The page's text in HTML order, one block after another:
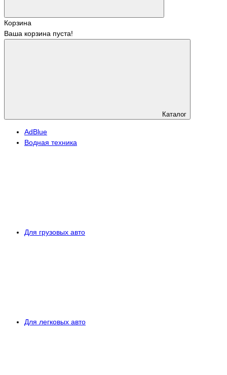
Корзина
Ваша корзина пуста!
Каталог
АdBlue
Водная техника
Для грузовых авто
Для легковых авто